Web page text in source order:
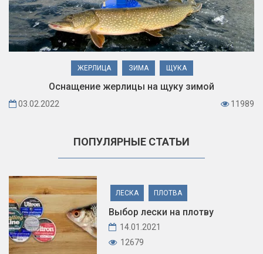
ЖЕРЛИЦА ЗИМА ЩУКА
Оснащение жерлицы на щуку зимой
03.02.2022 11989
ПОПУЛЯРНЫЕ СТАТЬИ
ЛЕСКА ПЛОТВА
Выбор лески на плотву
14.01.2021
12679